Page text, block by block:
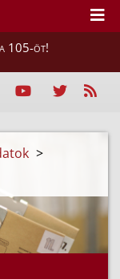
a 105-öt!
>